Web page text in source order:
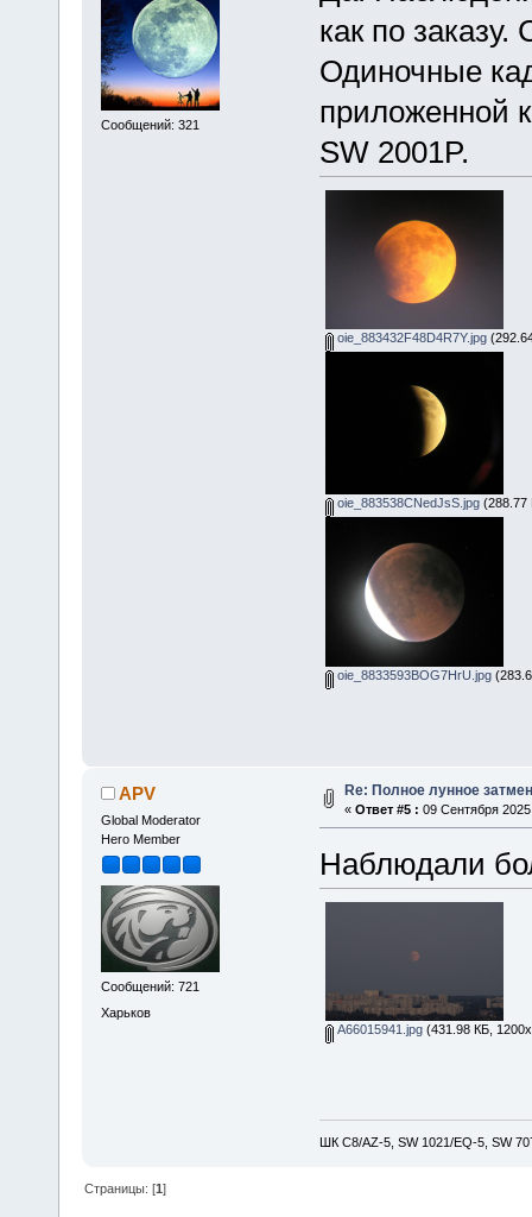
Сообщений: 321
как по
Одиночные
приложенной
SW 2001P.
oie_883432F48D4R7Y.jpg
oie_883538CNedJsS.jpg(288.77
oie_8833593BOG7HrU.jpg
APV
Global Moderator
Hero Member
Сообщений: 721
Харьков
Re: Полное лунное
« Ответ #5 : 09 Сентября
Наблюдали
A66015941.jpg(431.98 КБ,
ШК С8/AZ-5, SW 1021/EQ-5, SW
Страницы: [1]